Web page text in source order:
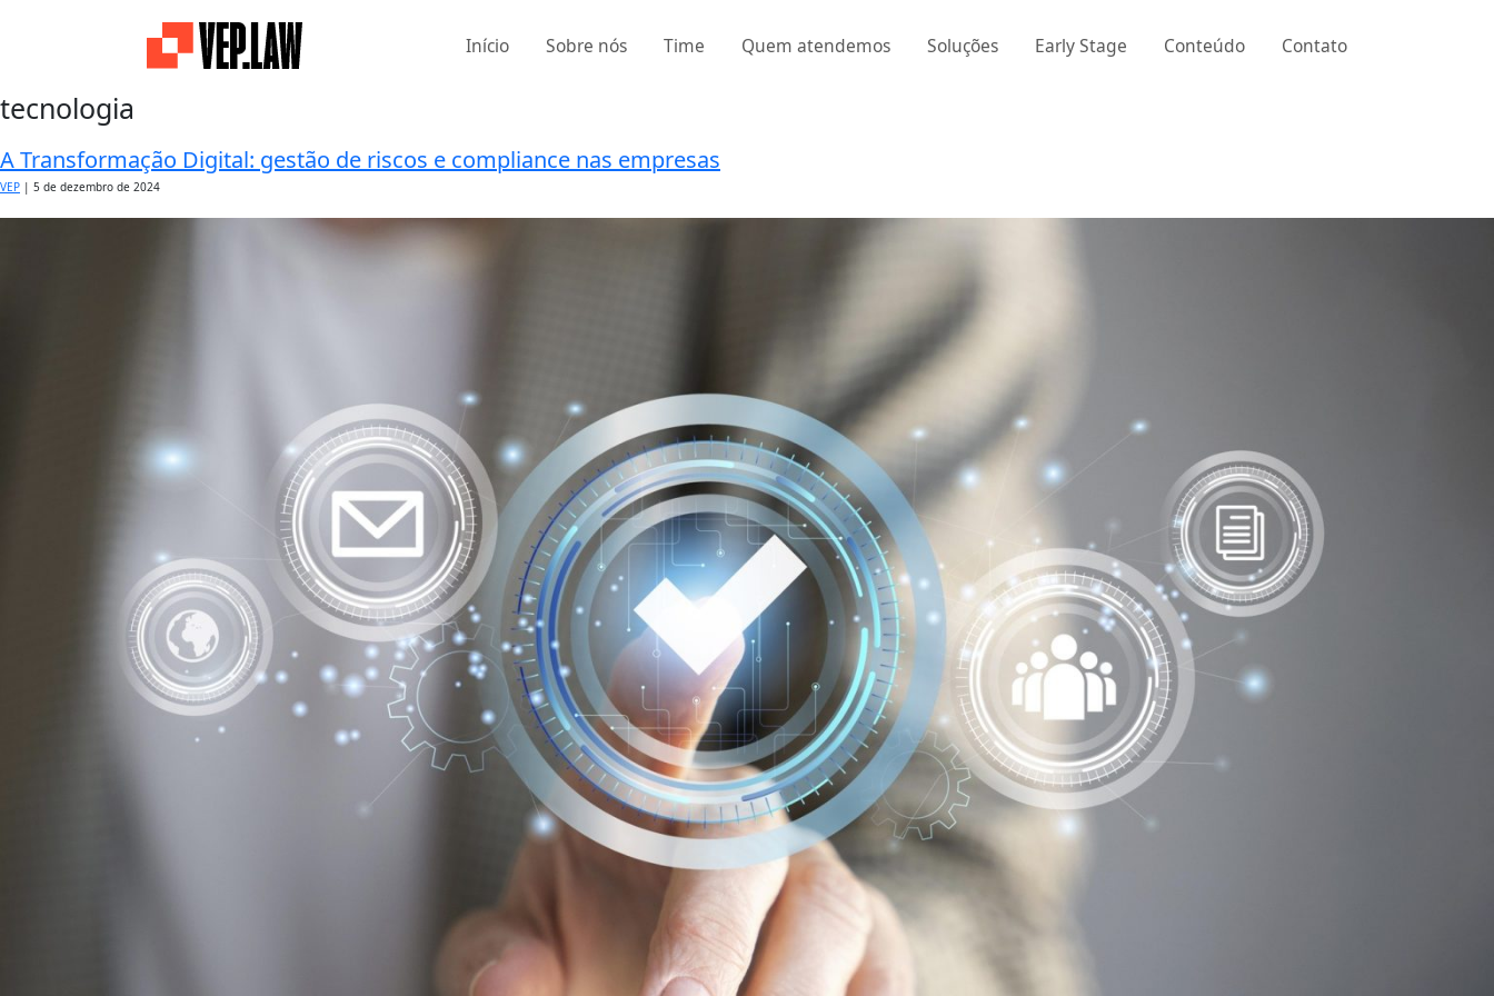
Início Sobre nós Time Quem atendemos Soluções Early Stage Conteúdo Contato
tecnologia
A Transformação Digital: gestão de riscos e compliance nas empresas
VEP | 5 de dezembro de 2024